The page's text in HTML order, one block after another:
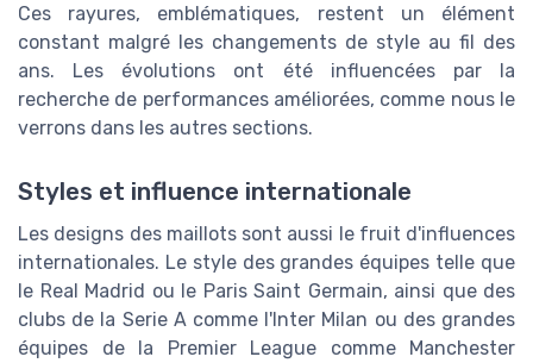
Ces rayures, emblématiques, restent un élément
constant malgré les changements de style au fil des
ans. Les évolutions ont été influencées par la
recherche de performances améliorées, comme nous le
verrons dans les autres sections.
Styles et influence internationale
Les designs des maillots sont aussi le fruit d'influences
internationales. Le style des grandes équipes telle que
le Real Madrid ou le Paris Saint Germain, ainsi que des
clubs de la Serie A comme l'Inter Milan ou des grandes
équipes de la Premier League comme Manchester